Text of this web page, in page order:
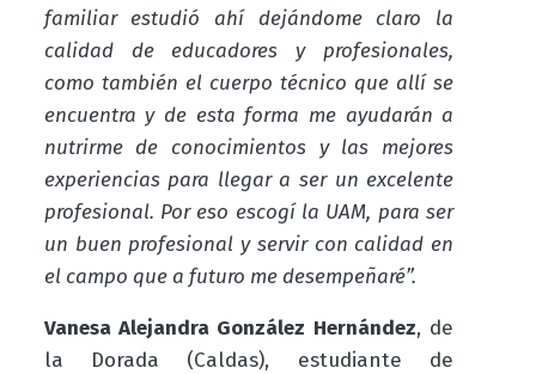
familiar estudió ahí dejándome claro la
calidad de educadores y profesionales,
como también el cuerpo técnico que allí se
encuentra y de esta forma me ayudarán a
nutrirme de conocimientos y las mejores
experiencias para llegar a ser un excelente
profesional. Por eso escogí la UAM, para ser
un buen profesional y servir con calidad en
el campo que a futuro me desempeñaré”.
Vanesa Alejandra González Hernández, de
la Dorada (Caldas), estudiante de